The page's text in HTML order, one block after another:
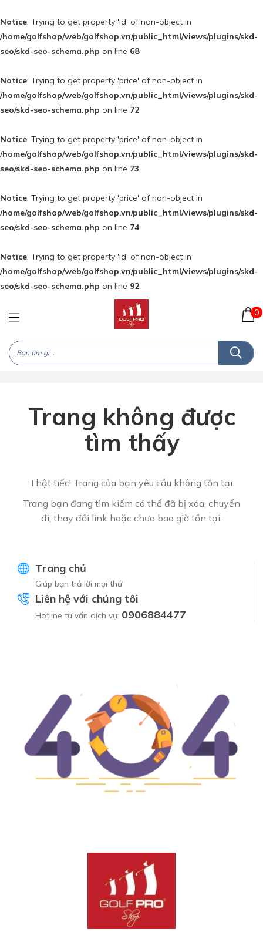
Notice: Trying to get property 'id' of non-object in
/home/golfshop/web/golfshop.vn/public_html/views/plugins/skd-
seo/skd-seo-schema.php on line 68
Notice: Trying to get property 'price' of non-object in
/home/golfshop/web/golfshop.vn/public_html/views/plugins/skd-
seo/skd-seo-schema.php on line 72
Notice: Trying to get property 'price' of non-object in
/home/golfshop/web/golfshop.vn/public_html/views/plugins/skd-
seo/skd-seo-schema.php on line 73
Notice: Trying to get property 'price' of non-object in
/home/golfshop/web/golfshop.vn/public_html/views/plugins/skd-
seo/skd-seo-schema.php on line 74
Notice: Trying to get property 'id' of non-object in
/home/golfshop/web/golfshop.vn/public_html/views/plugins/skd-
seo/skd-seo-schema.php on line 92
0
Trang không được
tìm thấy
Thật tiếc! Trang của bạn yêu cầu không tồn tại.
Trang bạn đang tìm kiếm có thể đã bị xóa, chuyển
đi, thay đổi link hoặc chưa bao giờ tồn tại.
Trang chủ
Giúp bạn trả lời mọi thứ
Liên hệ với chúng tôi
Hotline tư vấn dịch vụ: 0906884477